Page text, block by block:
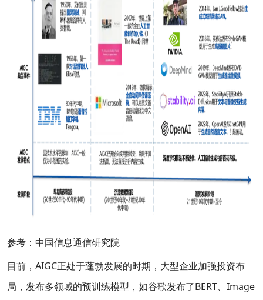
参考：中国信息通信研究院
目前，AIGC正处于蓬勃发展的时期，大型企业加强投资布
局，发布多领域的预训练模型，如谷歌发布了BERT、Image